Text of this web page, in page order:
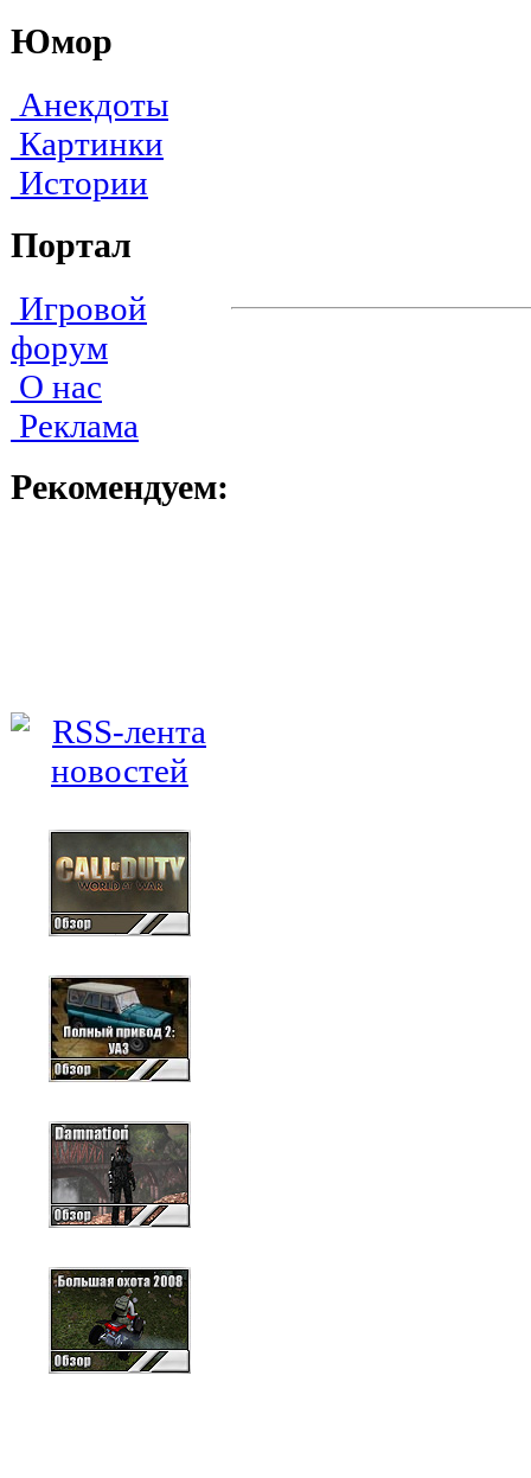
Юмор
Анекдоты
Картинки
Истории
Портал
Игровой
форум
О нас
Реклама
Рекомендуем: